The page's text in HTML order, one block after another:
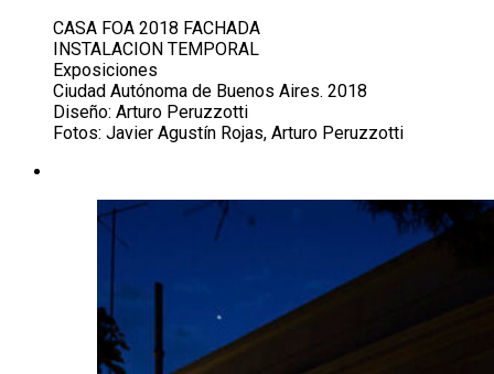
CASA FOA 2018 FACHADA
INSTALACION TEMPORAL
Exposiciones
Ciudad Autónoma de Buenos Aires. 2018
Diseño: Arturo Peruzzotti
Fotos: Javier Agustín Rojas, Arturo Peruzzotti